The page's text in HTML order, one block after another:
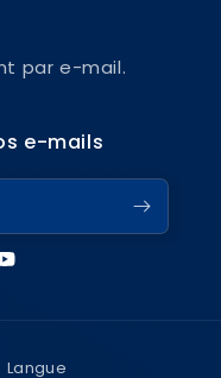
par e-mail.
e-mails
Langue